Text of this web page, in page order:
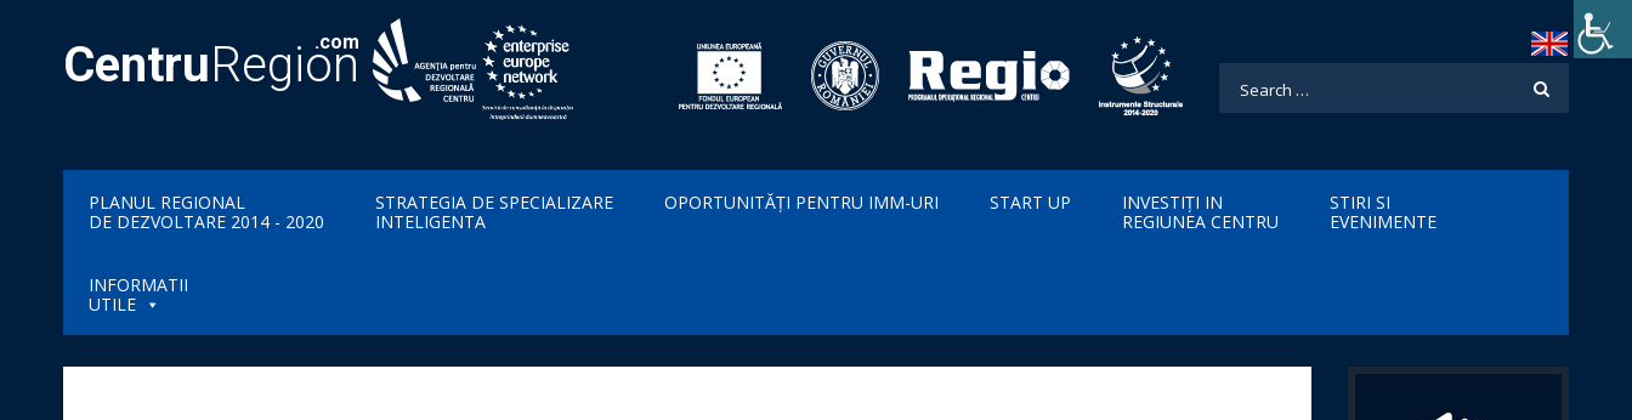
CentruRegion
.com
PLANUL REGIONAL
DE DEZVOLTARE 2014 - 2020
STRATEGIA DE SPECIALIZARE
INTELIGENTA
OPORTUNITĂȚI PENTRU IMM-URI START UP
INVESTIȚI IN
REGIUNEA CENTRU
STIRI SI
EVENIMENTE
INFORMATII
UTILE